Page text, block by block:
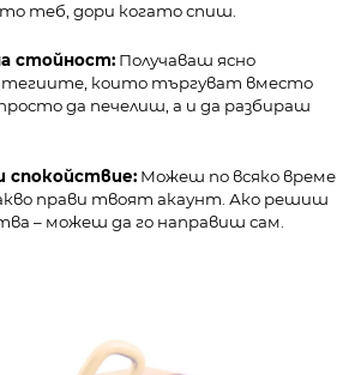
теб, дори когато спиш.
стойност: Получаваш ясно
които търгуват вместо
да печелиш, а и да разбираш
спокойствие: Можеш по всяко време
прави твоят акаунт. Ако решиш
– можеш да го направиш сам.